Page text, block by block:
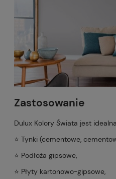
Zastosowanie
Dulux Kolory Świata jest
⭐️ Tynki (cementowe,
⭐️ Podłoża gipsowe,
⭐️ Płyty kartonowo-gipsowe,